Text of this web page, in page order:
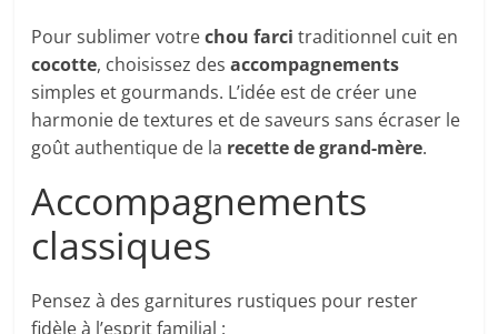
Pour sublimer votrechou farci traditionnel cuit en
cocotte, choisissez desaccompagnements
simples et gourmands. L’idée est de créer une
harmonie de textures et de saveurs sans écraser le
goût authentique de la recette de grand-mère.
Accompagnements
classiques
Pensez à des garnitures rustiques pour rester
fidèle à l’esprit familial :